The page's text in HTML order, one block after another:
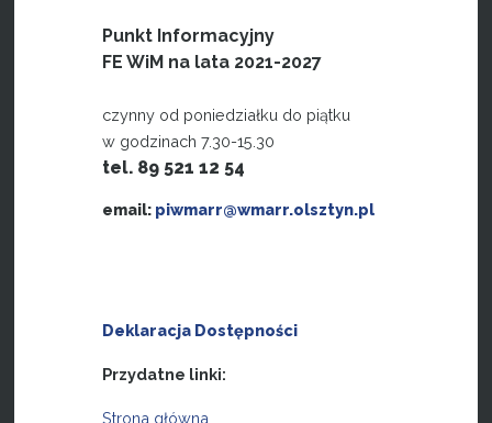
Punkt Informacyjny
FE WiM na lata 2021-2027
czynny od poniedziałku do piątku
w godzinach 7.30-15.30
tel. 89 521 12 54
email: piwmarr@wmarr.olsztyn.pl
Deklaracja Dostępności
Przydatne linki:
Strona główna